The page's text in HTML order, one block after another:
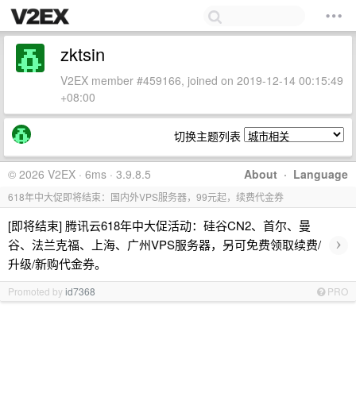
zktsin
V2EX member #459166, joined on 2019-12-14 00:15:49
+08:00
切换主题列表
About · Language
© 2026 V2EX · 6ms · 3.9.8.5
618年中大促即将结束：国内外VPS服务器，99元起，续费代金券
[即将结束] 腾讯云618年中大促活动：硅谷CN2、首尔、曼
谷、法兰克福、上海、广州VPS服务器，另可免费领取续费/
升级/新购代金券。
›
Promoted byid7368 PRO